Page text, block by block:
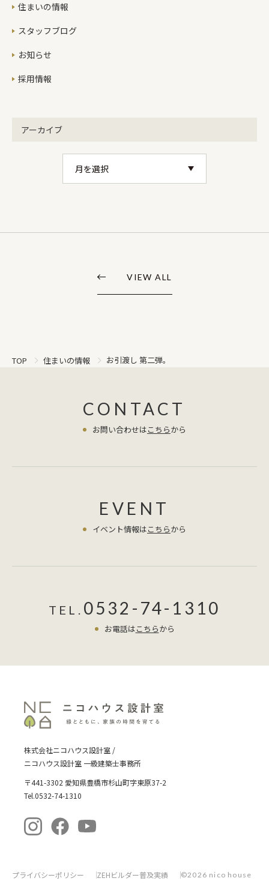
住まいの情報
スタッフブログ
お知らせ
採用情報
アーカイブ
VIEW ALL
TOP 住まいの情報 お引渡し 第二弾。
CONTACT
お問い合わせはこちらから
EVENT
イベント情報はこちらから
TEL. 0532-74-1310
お電話はこちらから
株式会社ニコハウス設計室 /
ニコハウス設計室 一級建築士事務所
〒441-3302 愛知県豊橋市杉山町字東原37-2
Tel.0532-74-1310
プライバシーポリシー ZEHビルダー普及実績 ©2026 nico house